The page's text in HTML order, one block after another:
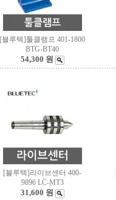
[블루텍]툴클램프 401-1800
BTG-BT40
54,300 원
[블루텍]라이브센터 400-
9896 LC-MT3
31,600 원